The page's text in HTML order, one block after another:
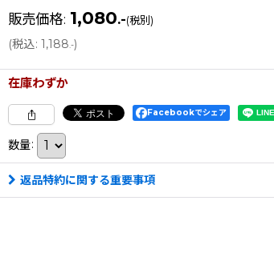
販売価格: 1,080.-(税別)
(税込: 1,188.-)
在庫わずか
Facebookでシェア
数量:
返品特約に関する重要事項